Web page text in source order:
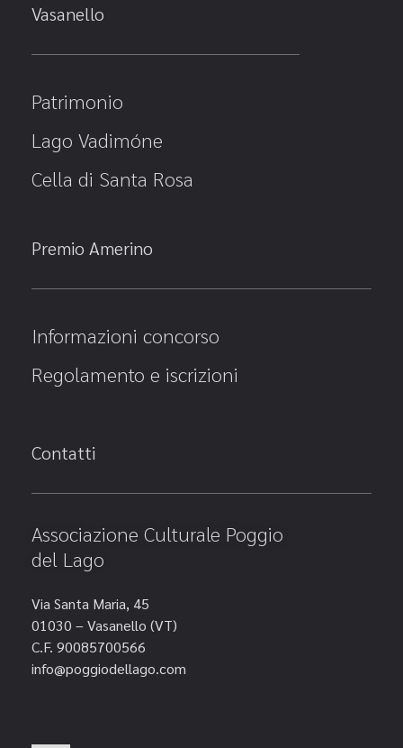
Vasanello
Patrimonio
Lago Vadimóne
Cella di Santa Rosa
Premio Amerino
Informazioni concorso
Regolamento e iscrizioni
Contatti
Associazione Culturale Poggio
del Lago
Via Santa Maria, 45
01030 – Vasanello (VT)
C.F. 90085700566
info@poggiodellago.com